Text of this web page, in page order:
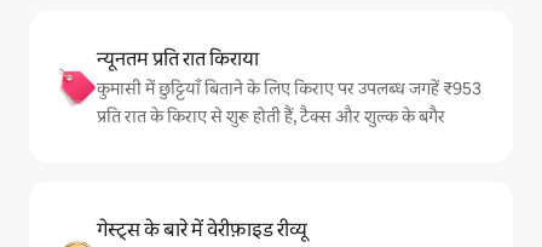
न्यूनतम प्रति रात किराया
कुमासी में छुट्टियाँ बिताने के लिए किराए पर उपलब्ध जगहें ₹953
प्रति रात के किराए से शुरू होती हैं, टैक्स और शुल्क के बगैर
गेस्ट्स के बारे में वेरीफ़ाइड रीव्यू